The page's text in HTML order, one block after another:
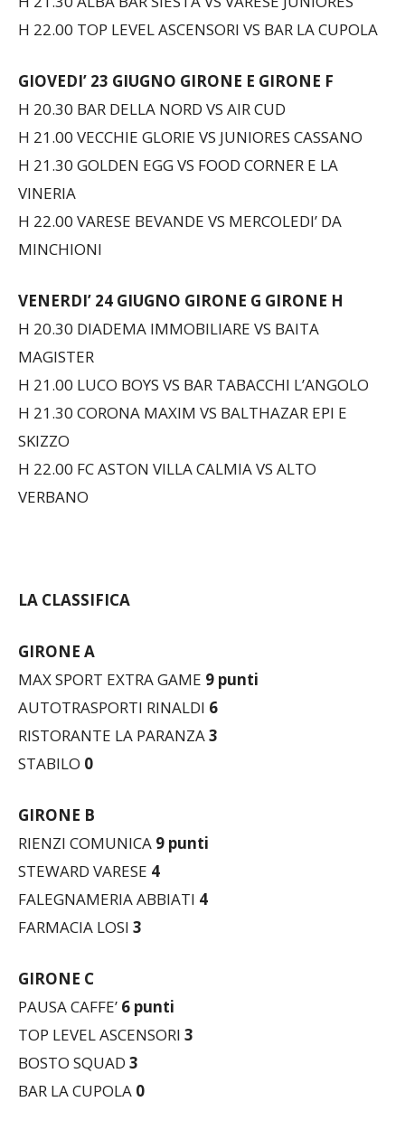
H 22.00 TOP LEVEL ASCENSORI VS BAR LA CUPOLA
GIOVEDI’ 23 GIUGNO GIRONE E GIRONE F
H 20.30 BAR DELLA NORD VS AIR CUD
H 21.00 VECCHIE GLORIE VS JUNIORES CASSANO
H 21.30 GOLDEN EGG VS FOOD CORNER E LA
VINERIA
H 22.00 VARESE BEVANDE VS MERCOLEDI’ DA
MINCHIONI
VENERDI’ 24 GIUGNO GIRONE G GIRONE H
H 20.30 DIADEMA IMMOBILIARE VS BAITA
MAGISTER
H 21.00 LUCO BOYS VS BAR TABACCHI L’ANGOLO
H 21.30 CORONA MAXIM VS BALTHAZAR EPI E
SKIZZO
H 22.00 FC ASTON VILLA CALMIA VS ALTO
VERBANO
LA CLASSIFICA
GIRONE A
MAX SPORT EXTRA GAME 9 punti
AUTOTRASPORTI RINALDI 6
RISTORANTE LA PARANZA3
STABILO 0
GIRONE B
RIENZI COMUNICA 9 punti
STEWARD VARESE 4
FALEGNAMERIA ABBIATI 4
FARMACIA LOSI 3
GIRONE C
PAUSA CAFFE’ 6 punti
TOP LEVEL ASCENSORI 3
BOSTO SQUAD 3
BAR LA CUPOLA 0